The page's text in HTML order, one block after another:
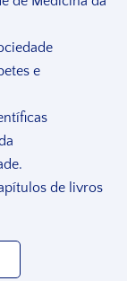
e
de livros